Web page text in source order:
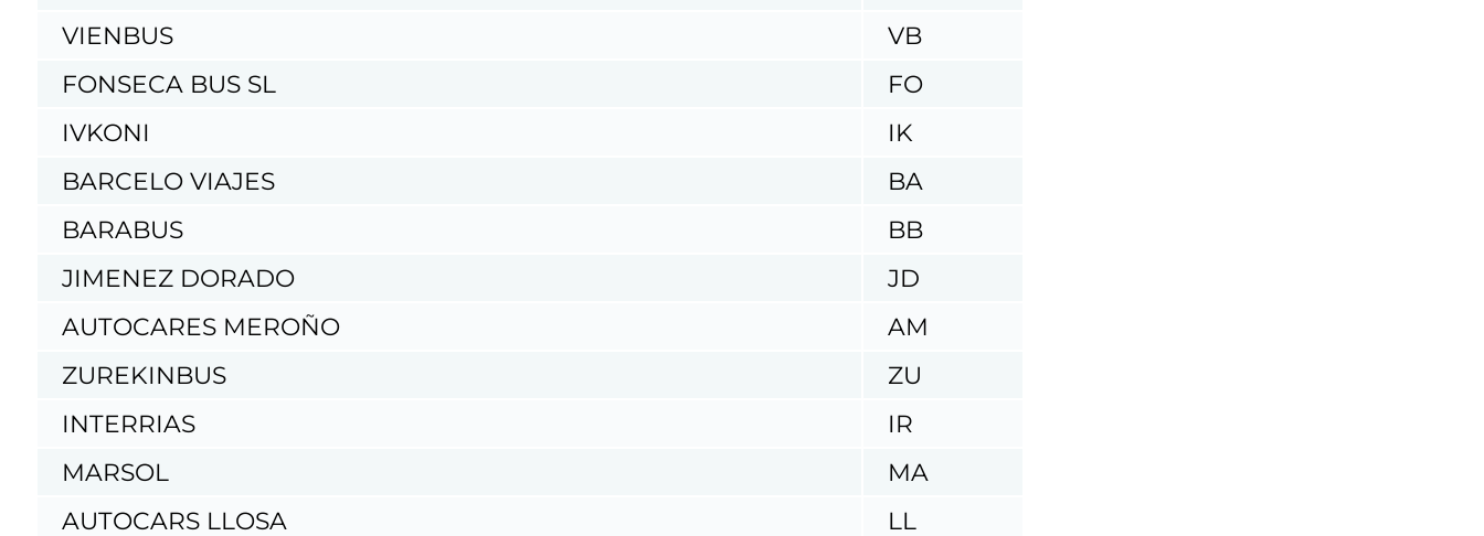
VIENBUS
VB
FONSECA BUS SL
FO
IVKONI
IK
BARCELO VIAJES
BA
BARABUS
BB
JIMENEZ DORADO
JD
AUTOCARES MEROÑO
AM
ZUREKINBUS
ZU
INTERRIAS
IR
MARSOL
MA
AUTOCARS LLOSA
LL